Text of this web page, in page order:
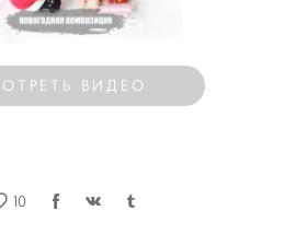
ВИДЕО
10